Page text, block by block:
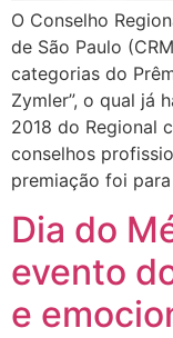
O Conselho
de São Paulo
categorias do
Zymler”, o qual já
2018 do Regional
conselhos
premiação foi
Dia do
evento
e